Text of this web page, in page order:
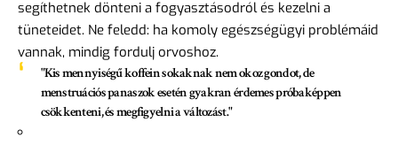
segíthetnek dönteni a fogyasztásodról és kezelni a
tüneteidet. Ne feledd: ha komoly egészségügyi problémáid
vannak, mindig fordulj orvoshoz.
"Kis mennyiségű koffein sokaknak nem okoz gondot, de
menstruációs panaszok esetén gyakran érdemes próbaképpen
csökkenteni, és megfigyelni a változást."